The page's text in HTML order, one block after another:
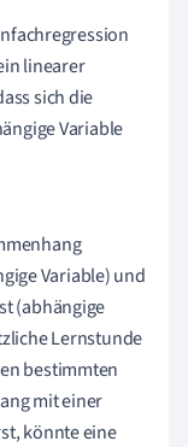
linearer
sich die
Variable
Variable) und
(abhängige
Lernstunde
bestimmten
mit einer
könnte eine